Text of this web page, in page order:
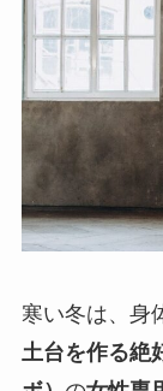
寒い冬は、身
土台を作る絶